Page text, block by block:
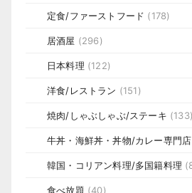
定食/ファーストフード (178)
居酒屋 (296)
日本料理 (122)
洋食/レストラン (151)
焼肉/しゃぶしゃぶ/ステーキ (133)
牛丼・海鮮丼・丼物/カレー専門店
韓国・コリアン料理/多国籍料理
食べ放題 (40)